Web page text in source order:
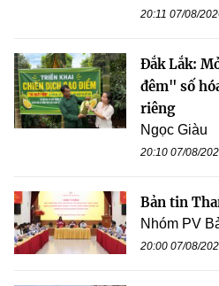
20:11 07/08/
Đắk Lắk:
đêm" số
riêng
Ngọc Giàu
20:10 07/08/
Bản tin
Nhóm PV
20:00 07/08/